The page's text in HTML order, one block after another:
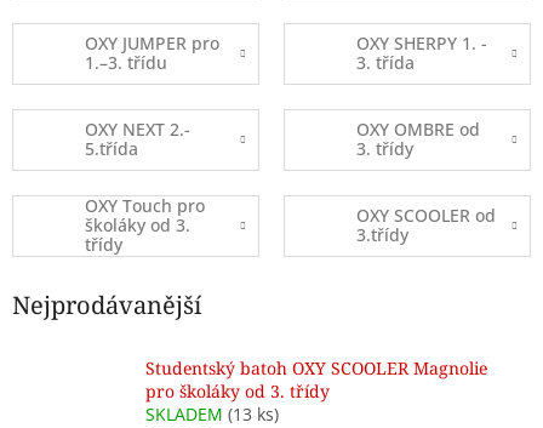
OXY JUMPER pro
1.–3. třídu
OXY SHERPY 1. -
3. třída
OXY NEXT 2.-
5.třída
OXY OMBRE od
3. třídy
OXY Touch pro
školáky od 3.
třídy
OXY SCOOLER od
3.třídy
Nejprodávanější
Studentský batoh OXY SCOOLER Magnolie
pro školáky od 3. třídy
SKLADEM (13 ks)